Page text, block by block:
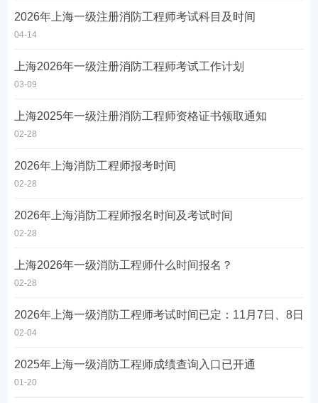
2026年上海一级注册消防工程师考试科目及时间
04-14
上海2026年一级注册消防工程师考试工作计划
03-09
上海2025年一级注册消防工程师资格证书领取通知
02-28
2026年上海消防工程师报考时间
02-28
2026年上海消防工程师报名时间及考试时间
02-28
上海2026年一级消防工程师什么时间报名？
02-28
2026年上海一级消防工程师考试时间已定：11月7日、8日
02-04
2025年上海一级消防工程师成绩查询入口已开通
01-20